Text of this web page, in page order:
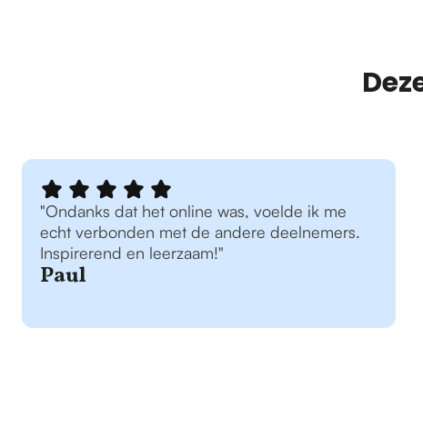
"Ondanks dat het online was, voelde ik me
echt verbonden met de andere deelnemers.
Inspirerend en leerzaam!"
Paul